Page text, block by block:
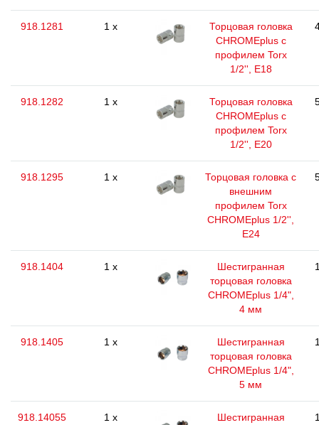
918.1281 1 x
Торцовая головка
CHROMEplus с
профилем Torx
1/2'', E18
918.1282 1 x
Торцовая головка
CHROMEplus с
профилем Torx
1/2'', E20
918.1295 1 x
Торцовая головка с
внешним
профилем Torx
CHROMEplus 1/2'',
E24
918.1404 1 x
Шестигранная
торцовая головка
CHROMEplus 1/4",
4 мм
918.1405 1 x
Шестигранная
торцовая головка
CHROMEplus 1/4",
5 мм
918.14055 1 x Шестигранная